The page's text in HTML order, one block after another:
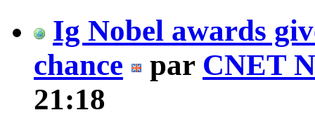
Ig Nobel awards
chance
par CNET
21:18